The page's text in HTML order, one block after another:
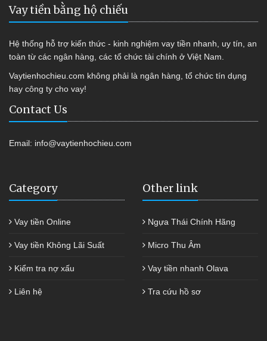
Vay tiền bằng hộ chiếu
Hệ thống hỗ trợ kiến thức - kinh nghiệm vay tiền nhanh, uy tín, an
toàn từ các ngân hàng, các tổ chức tài chính ở Việt Nam.
Vaytienhochieu.com không phải là ngân hàng, tổ chức tín dụng
hay công ty cho vay!
Contact Us
Email: info@vaytienhochieu.com
Category
Vay tiền Online
Vay tiền Không Lãi Suất
Kiểm tra nợ xấu
Liên hệ
Other link
Ngựa Thái Chính Hãng
Micro Thu Âm
Vay tiền nhanh Olava
Tra cứu hồ sơ